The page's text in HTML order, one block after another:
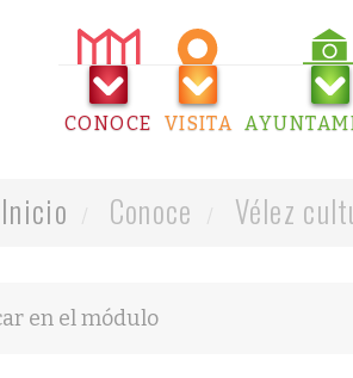
CONOCE VISITA
Inicio Conoce Vélez